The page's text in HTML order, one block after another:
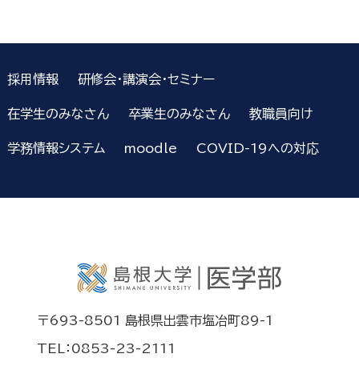
採用情報 研修会・講演会・セミナー
在学生のみなさん 卒業生のみなさん 教職員向け
学務情報システム moodle COVID-19への対応
〒693-8501 島根県出雲市塩冶町89-1
TEL：0853-23-2111